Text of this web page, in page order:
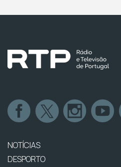
NOTÍCIAS
DESPORTO